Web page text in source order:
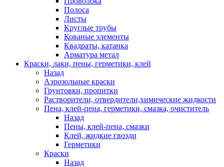
Полоса
Листы
Круглые трубы
Кованые элементы
Квадраты, катанка
Арматура метал
Краски, лаки, пены, герметики, клей
Назад
Аэрозольные краски
Грунтовки, пропитки
Растворители, отвердители,химические жидкости
Пена, клей-пена, герметики, смазка, очиститель
Назад
Пены, клей-пена, смазки
Клей, жидкие гвозди
Герметики
Краски
Назад